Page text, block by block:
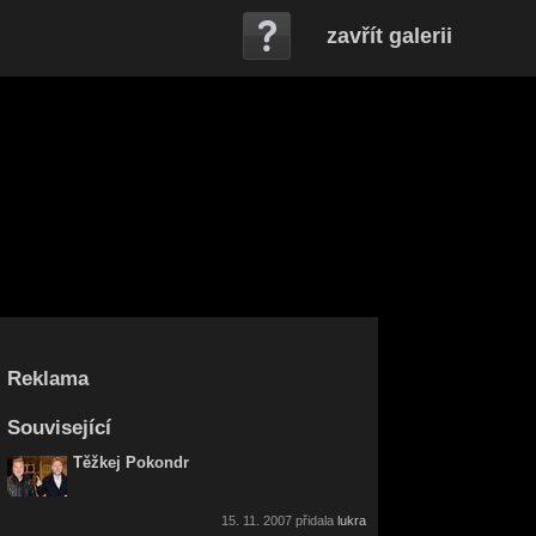
zavřít galerii
Reklama
Související
Těžkej Pokondr
15. 11. 2007 přidala lukra